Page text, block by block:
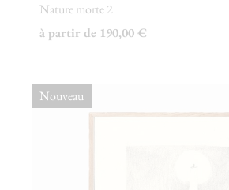
Nature morte 2
à partir de 190,00 €
Nouveau